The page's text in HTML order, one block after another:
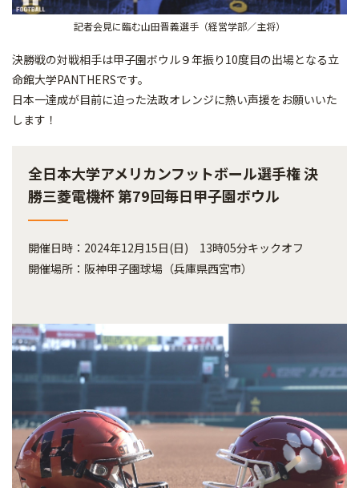
記者会見に臨む山田晋義選手（経営学部／主将）
決勝戦の対戦相手は甲子園ボウル９年振り10度目の出場となる立
命館大学PANTHERSです。
日本一達成が目前に迫った法政オレンジに熱い声援をお願いいた
します！
全日本大学アメリカンフットボール選手権 決
勝三菱電機杯 第79回毎日甲子園ボウル
開催日時：2024年12月15日(日) 13時05分キックオフ
開催場所：阪神甲子園球場（兵庫県西宮市）